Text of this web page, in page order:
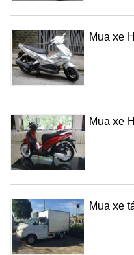
Mua xe
Mua xe
Mua xe